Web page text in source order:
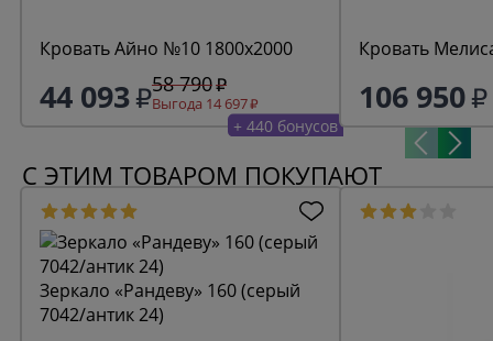
Кровать Айно №10 1800х2000
44 093 58 790
Выгода 14 697
+ 440 бонусов
Кровать
106 950
С ЭТИМ ТОВАРОМ ПОКУПАЮТ
Зеркало «Рандеву» 160 (серый
7042/антик 24)